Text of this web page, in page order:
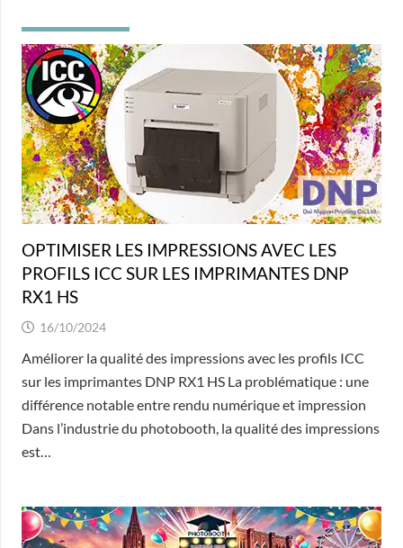
OPTIMISER LES IMPRESSIONS AVEC LES
PROFILS ICC SUR LES IMPRIMANTES DNP
RX1 HS
16/10/2024
Améliorer la qualité des impressions avec les profils ICC
sur les imprimantes DNP RX1 HS La problématique : une
différence notable entre rendu numérique et impression
Dans l’industrie du photobooth, la qualité des impressions
est…